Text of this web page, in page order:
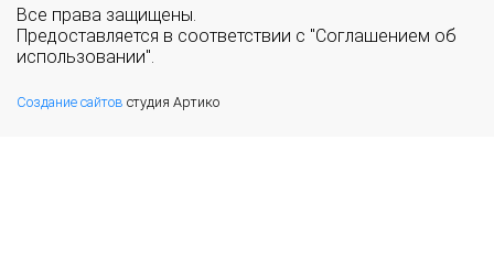
Все права защищены.
Предоставляется в соответствии с "Соглашением об
использовании".
Создание сайтов студия Артико